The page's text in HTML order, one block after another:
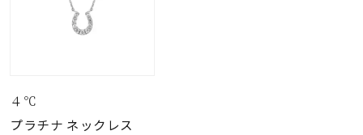
４℃
プラチナ ネックレス